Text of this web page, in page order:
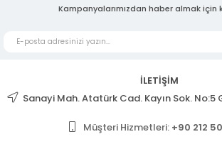
Kampanyalarımızdan haber almak için
İLETİŞİM
Sanayi Mah. Atatürk Cad. Kayın Sok. No:5
Müşteri Hizmetleri: +90 212